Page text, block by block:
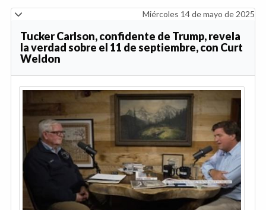
Miércoles 14 de mayo de 2025
Tucker Carlson, confidente de Trump, revela
la verdad sobre el 11 de septiembre, con Curt
Weldon